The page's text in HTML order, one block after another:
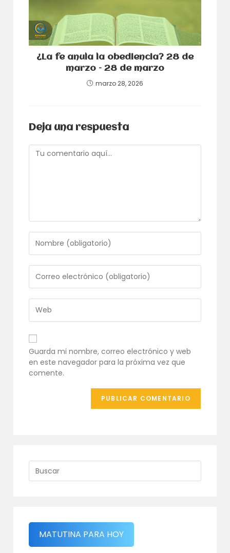
¿La fe anula la obediencia? 28 de
marzo – 28 de marzo
marzo 28, 2026
Deja una respuesta
Comentario
tu
nombre
o
nombre
de
usuario
para
comentar
tu
dirección
de
correo
electrónico
para
comentar
URL
de
tu
web
(opcional)
Guarda mi nombre, correo electrónico y web
en este navegador para la próxima vez que
comente.
MATUTINA PARA HOY